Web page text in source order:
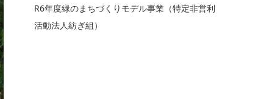
R6年度緑のまちづくりモデル事業（特定非営利
活動法人紡ぎ組）